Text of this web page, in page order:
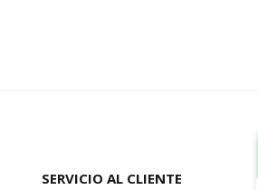
SERVICIO AL CLIENTE